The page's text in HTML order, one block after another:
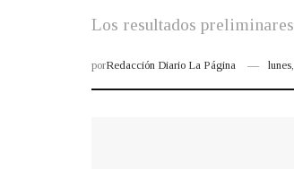
Los resultados
porRedacción Diario La Página